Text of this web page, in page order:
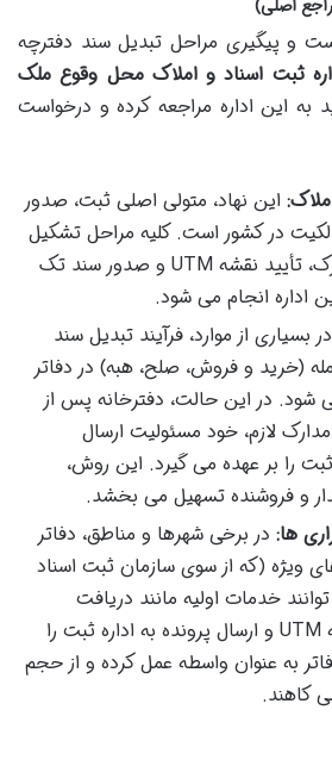
و پیگیری مراحل تبدیل سند دفترچه
ثبت اسناد و املاک محل وقوع ملک
به این اداره مراجعه کرده و درخواست
این نهاد، متولی اصلی ثبت، صدور
در کشور است. کلیه مراحل تشکیل
پرونده، بررسی مدارک، تأیید نقشه UTM و صدور سند تک
اداره انجام می شود.
در بسیاری از موارد، فرآیند تبدیل سند
(خرید و فروش، صلح، هبه) در دفاتر
شود. در این حالت، دفترخانه پس از
لازم، خود مسئولیت ارسال
را بر عهده می گیرد. این روش،
و فروشنده تسهیل می بخشد.
ها: در برخی شهرها و مناطق، دفاتر
ویژه (که از سوی سازمان ثبت اسناد
خدمات اولیه مانند دریافت
مدارک، کنترل نقشه UTM و ارسال پرونده به اداره ثبت را
به عنوان واسطه عمل کرده و از حجم
کاهند.